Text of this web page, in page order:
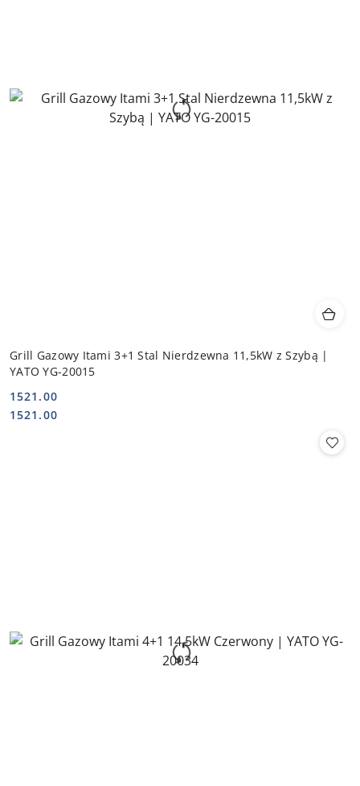
Grill Gazowy Itami 3+1 Stal Nierdzewna 11,5kW z Szybą |
YATO YG-20015
Cena:
1521.00
Cena:
1521.00